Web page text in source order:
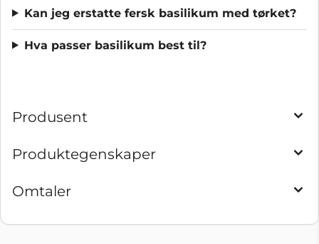
Kan jeg erstatte fersk basilikum med tørket?
Hva passer basilikum best til?
Produsent
Produktegenskaper
Omtaler